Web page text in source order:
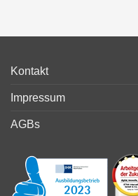
Kontakt
Impressum
AGBs